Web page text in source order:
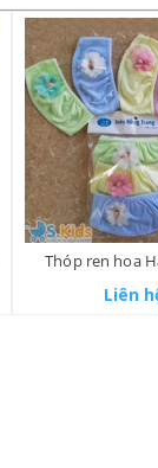
Thóp ren hoa
Liên